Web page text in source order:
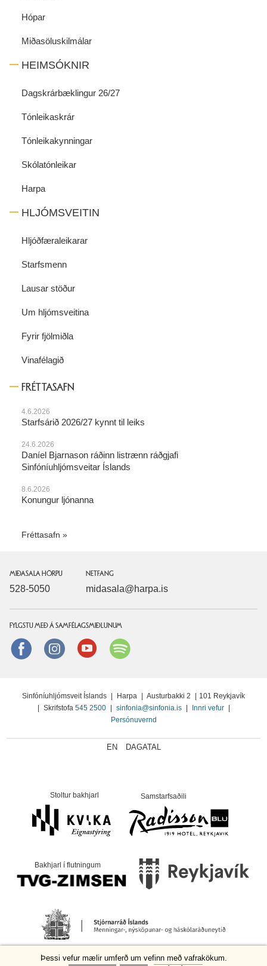
Hópar
Miðasöluskilmálar
HEIMSÓKNIR
Dagskrárbæklingur 26/27
Tónleikaskrár
Tónleikakynningar
Skólatónleikar
Harpa
HLJÓMSVEITIN
Hljóðfæraleikarar
Starfsmenn
Lausar stöður
Um hljómsveitina
Fyrir fjölmiðla
Vinafélagið
FRÉTTASAFN
4.6.2026
Starfsárið 2026/27 kynnt til leiks
24.6.2026
Daníel Bjarnason ráðinn listrænn ráðgjafi
Sinfóníuhljómsveitar Íslands
8.6.2026
Konungur ljónanna
Fréttasafn
MIÐASALA HÖRPU
528-5050
NETFANG
midasala@harpa.is
FYLGSTU MEÐ Á SAMFÉLAGSMIÐLUNUM
FacebookinstagramYoutube
Sinfóníuhljómsveit Íslands Harpa Austurbakki 2
101 Reykjavík
Skrifstofa 545 2500 sinfonia@sinfonia.is Innri vefur
Persónuvernd
EN DAGATAL
Stoltur bakhjarl Samstarfsaðili
Bakhjarl í flutningum
Þessi vefur mælir umferð um vefinn með vafrakökum.